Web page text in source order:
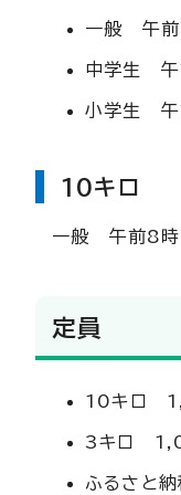
一般 午前
中学生 午
小学生 午
10キロ
一般 午前8時
定員
10キロ
3キロ
ふるさと